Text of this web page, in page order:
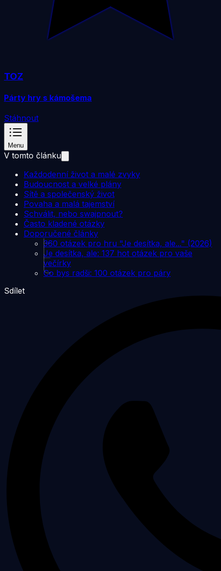
TOZ
Párty hry s kámošema
Stáhnout
Menu
V tomto článku
Každodenní život a malé zvyky
Budoucnost a velké plány
Sítě a společenský život
Povaha a malá tajemství
Schválit, nebo swajpnout?
Často kladené otázky
Doporučené články
360 otázek pro hru "Je desítka, ale..." (2026)
Je desítka, ale: 137 hot otázek pro vaše
večírky
Co bys radši: 100 otázek pro páry
Sdílet